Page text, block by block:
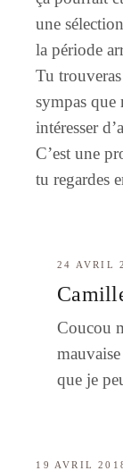
une
la période
Tu
sympas que
intéresser
C’est une
tu regardes
24 AVRIL
Coucou
que je
19 AVRIL